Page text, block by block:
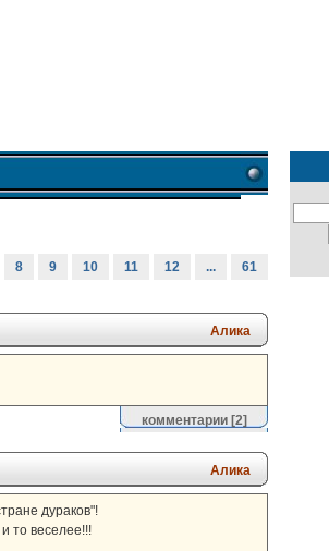
8 9 10 11 12 ... 61
Алика
комментарии[2]
Алика
дураков"!
то веселее!!!